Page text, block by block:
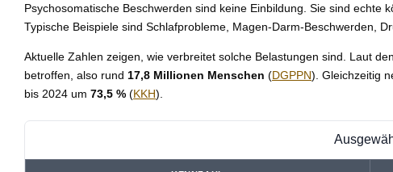
Psychosomatische Beschwerden sind keine Einbildung. Sie sind
Typische Beispiele sind Schlafprobleme, Magen-Darm-Beschwerden,
Aktuelle Zahlen zeigen, wie verbreitet solche Belastungen sind. Laut
betroffen, also rund 17,8 Millionen Menschen (DGPPN). Gleichzeitig
bis 2024 um 73,5 % (KKH).